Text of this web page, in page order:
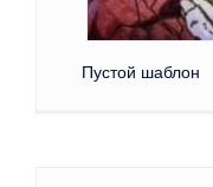
Пустой шаблон